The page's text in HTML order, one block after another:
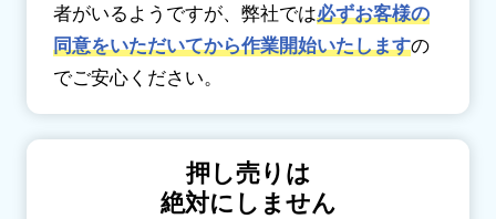
者がいるようですが、弊社では必ずお客様の
同意をいただいてから作業開始いたしますの
でご安心ください。
押し売りは
絶対にしません